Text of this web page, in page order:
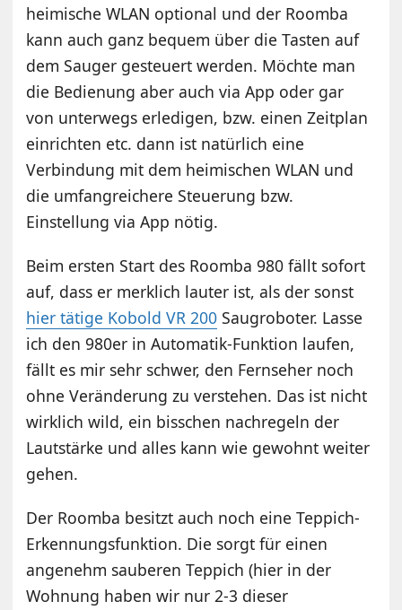
heimische WLAN optional und der Roomba
kann auch ganz bequem über die Tasten auf
dem Sauger gesteuert werden. Möchte man
die Bedienung aber auch via App oder gar
von unterwegs erledigen, bzw. einen Zeitplan
einrichten etc. dann ist natürlich eine
Verbindung mit dem heimischen WLAN und
die umfangreichere Steuerung bzw.
Einstellung via App nötig.
Beim ersten Start des Roomba 980 fällt sofort
auf, dass er merklich lauter ist, als der sonst
hier tätige Kobold VR 200 Saugroboter. Lasse
ich den 980er in Automatik-Funktion laufen,
fällt es mir sehr schwer, den Fernseher noch
ohne Veränderung zu verstehen. Das ist nicht
wirklich wild, ein bisschen nachregeln der
Lautstärke und alles kann wie gewohnt weiter
gehen.
Der Roomba besitzt auch noch eine Teppich-
Erkennungsfunktion. Die sorgt für einen
angenehm sauberen Teppich (hier in der
Wohnung haben wir nur 2-3 dieser